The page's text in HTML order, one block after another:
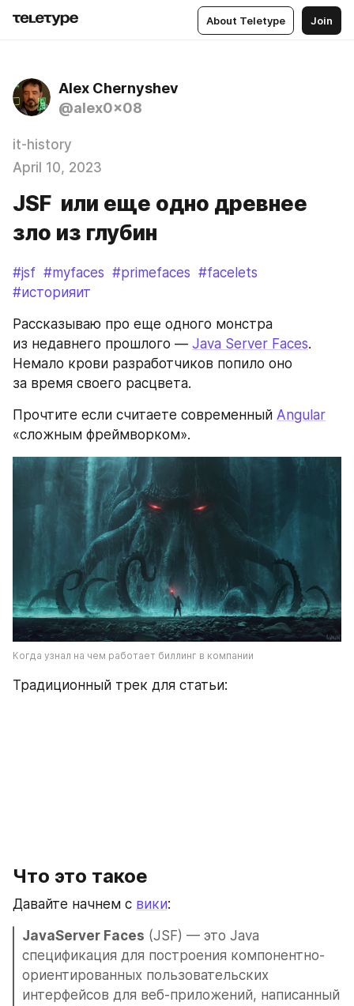
About Teletype Join
Alex Chernyshev
@alex0x08
it-history
April 10, 2023
JSF или еще одно древнее
зло из глубин
#jsf #myfaces #primefaces #facelets
#историяит
Рассказываю про еще одного монстра
из недавнего прошлого — Java Server Faces.
Немало крови разработчиков попило оно
за время своего расцвета.
Прочтите если считаете современный Angular
«сложным фреймворком».
Когда узнал на чем работает биллинг в компании
Традиционный трек для статьи:
Что это такое
Давайте начнем с вики:
JavaServer Faces (JSF) — это Java
спецификация для построения компонентно-
ориентированных пользовательских
интерфейсов для веб-приложений, написанный